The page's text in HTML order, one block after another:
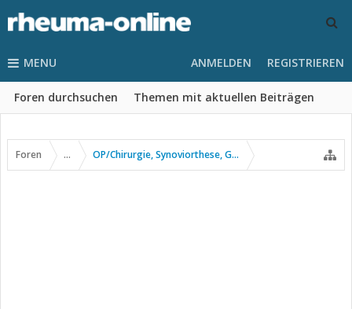
MENU
Foren durchsuchen Themen mit aktuellen Beiträgen
ANMELDEN REGISTRIEREN
Foren ... OP/Chirurgie, Synoviorthese, Gelenkpunktion usw.